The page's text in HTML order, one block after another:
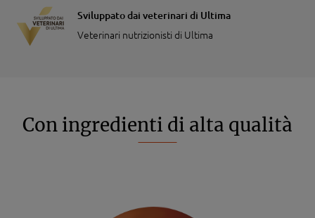
Sviluppato dai veterinari di Ultima
Veterinari nutrizionisti di Ultima
Con ingredienti di alta qualità